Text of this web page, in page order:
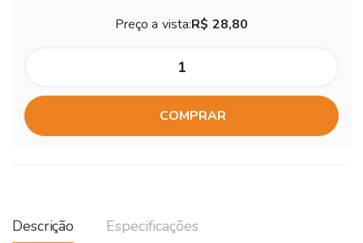
Preço a vista:R$ 28,80
COMPRAR
Descrição Especificações